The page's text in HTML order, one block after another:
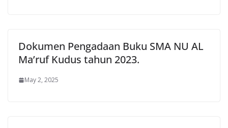
Dokumen Pengadaan Buku SMA NU AL
Ma’ruf Kudus tahun 2023.
May 2, 2025